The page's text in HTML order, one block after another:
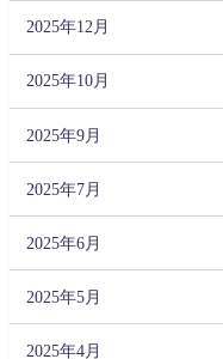
2025年12月
2025年10月
2025年9月
2025年7月
2025年6月
2025年5月
2025年4月